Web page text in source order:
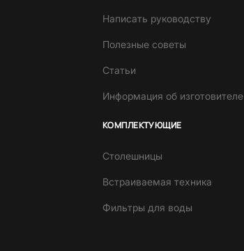
Написать руководству
Полезные советы
Статьи
Информация об изготовителе
КОМПЛЕКТУЮЩИЕ
Столешницы
Встраиваемая техника
Фильтры для воды